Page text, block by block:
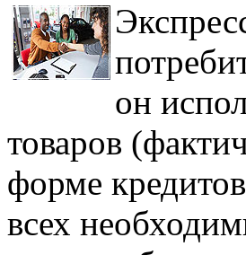
он
товаров
форме
всех